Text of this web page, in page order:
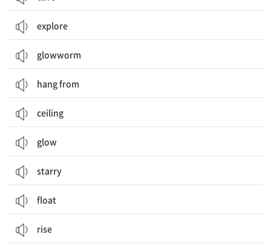
explore
glowworm
hang from
ceiling
glow
starry
float
rise